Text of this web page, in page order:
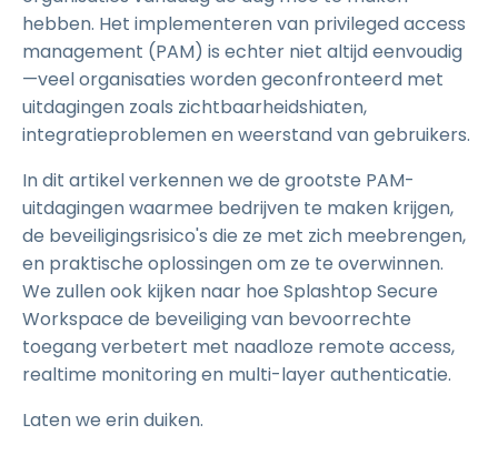
hebben. Het implementeren van privileged access
management (PAM) is echter niet altijd eenvoudig
—veel organisaties worden geconfronteerd met
uitdagingen zoals zichtbaarheidshiaten,
integratieproblemen en weerstand van gebruikers.
In dit artikel verkennen we de grootste PAM-
uitdagingen waarmee bedrijven te maken krijgen,
de beveiligingsrisico's die ze met zich meebrengen,
en praktische oplossingen om ze te overwinnen.
We zullen ook kijken naar hoe Splashtop Secure
Workspace de beveiliging van bevoorrechte
toegang verbetert met naadloze remote access,
realtime monitoring en multi-layer authenticatie.
Laten we erin duiken.